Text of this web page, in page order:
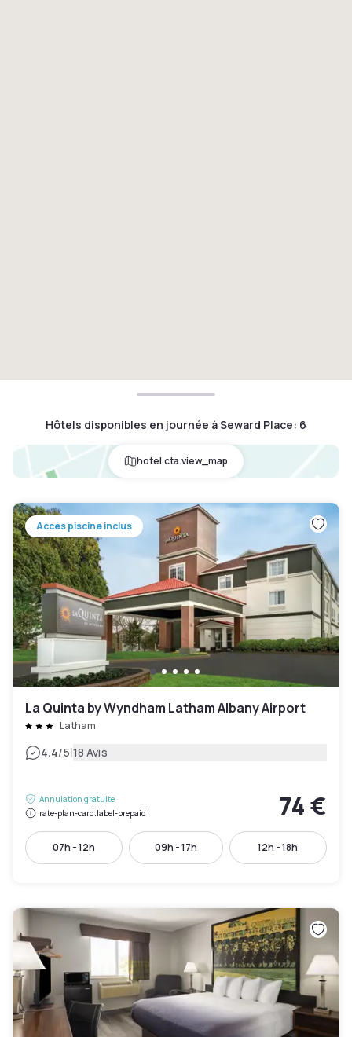
Hôtels disponibles en journée à Seward Place: 6
hotel.cta.view_map
Accès piscine inclus
La Quinta by Wyndham Latham Albany Airport
Latham
4.4/5|18 Avis
Annulation gratuite
rate-plan-card.label-prepaid
74 €
07h - 12h 09h - 17h 12h - 18h